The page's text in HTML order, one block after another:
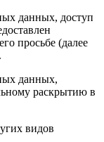
данных, доступ
просьбе (далее
данных,
раскрытию в
видов